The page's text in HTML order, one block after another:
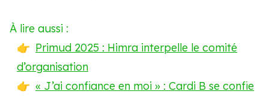
À lire aussi :
Primud 2025 : Himra interpelle le comité
d’organisation
« J’ai confiance en moi » : Cardi B se confie